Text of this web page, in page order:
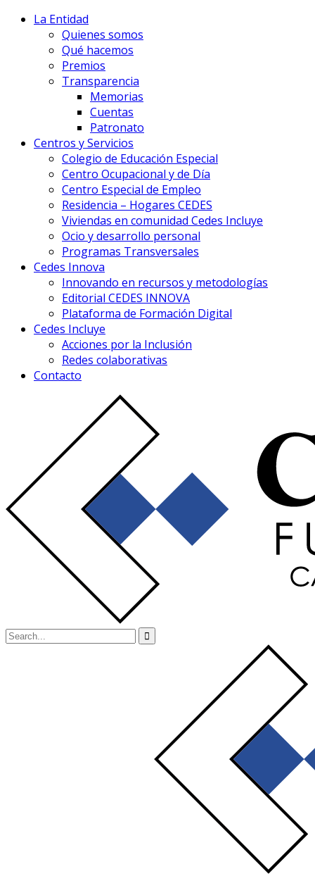
La Entidad
Quienes somos
Qué hacemos
Premios
Transparencia
Memorias
Cuentas
Patronato
Centros y Servicios
Colegio de Educación Especial
Centro Ocupacional y de Día
Centro Especial de Empleo
Residencia – Hogares CEDES
Viviendas en comunidad Cedes Incluye
Ocio y desarrollo personal
Programas Transversales
Cedes Innova
Innovando en recursos y metodologías
Editorial CEDES INNOVA
Plataforma de Formación Digital
Cedes Incluye
Acciones por la Inclusión
Redes colaborativas
Contacto